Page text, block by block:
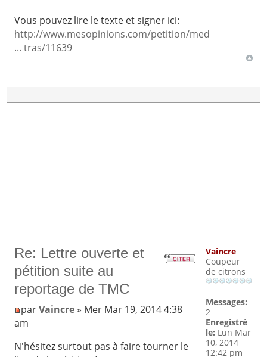
Vous pouvez lire le texte et signer ici:
http://www.mesopinions.com/petition/med
... tras/11639
Re: Lettre ouverte et
pétition suite au
reportage de TMC
parVaincre» Mer Mar 19, 2014 4:38
am
N'hésitez surtout pas à faire tourner le
Vaincre
Coupeur
de citrons
Messages:
2
Enregistré
le: Lun Mar
10, 2014
12:42 pm